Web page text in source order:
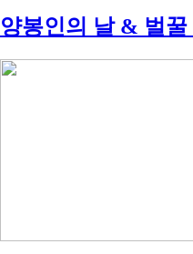
양봉인의 날 & 벌꿀